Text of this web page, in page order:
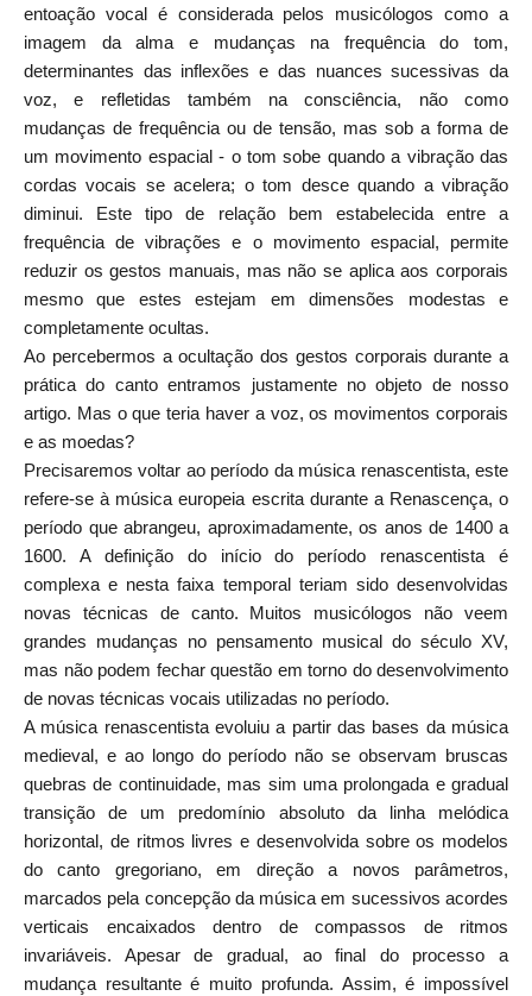
entoação vocal é considerada pelos musicólogos como a
imagem da alma e mudanças na frequência do tom,
determinantes das inflexões e das nuances sucessivas da
voz, e refletidas também na consciência, não como
mudanças de frequência ou de tensão, mas sob a forma de
um movimento espacial - o tom sobe quando a vibração das
cordas vocais se acelera; o tom desce quando a vibração
diminui. Este tipo de relação bem estabelecida entre a
frequência de vibrações e o movimento espacial, permite
reduzir os gestos manuais, mas não se aplica aos corporais
mesmo que estes estejam em dimensões modestas e
completamente ocultas.
Ao percebermos a ocultação dos gestos corporais durante a
prática do canto entramos justamente no objeto de nosso
artigo. Mas o que teria haver a voz, os movimentos corporais
e as moedas?
Precisaremos voltar ao período da música renascentista, este
refere-se à música europeia escrita durante a Renascença, o
período que abrangeu, aproximadamente, os anos de 1400 a
1600. A definição do início do período renascentista é
complexa e nesta faixa temporal teriam sido desenvolvidas
novas técnicas de canto. Muitos musicólogos não veem
grandes mudanças no pensamento musical do século XV,
mas não podem fechar questão em torno do desenvolvimento
de novas técnicas vocais utilizadas no período.
A música renascentista evoluiu a partir das bases da música
medieval, e ao longo do período não se observam bruscas
quebras de continuidade, mas sim uma prolongada e gradual
transição de um predomínio absoluto da linha melódica
horizontal, de ritmos livres e desenvolvida sobre os modelos
do canto gregoriano, em direção a novos parâmetros,
marcados pela concepção da música em sucessivos acordes
verticais encaixados dentro de compassos de ritmos
invariáveis. Apesar de gradual, ao final do processo a
mudança resultante é muito profunda. Assim, é impossível